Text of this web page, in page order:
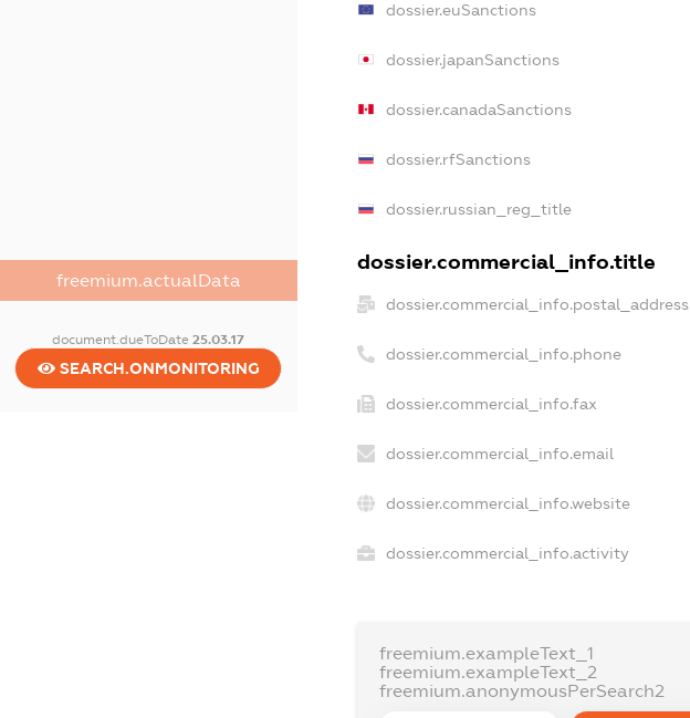
freemium.actualData
document.dueToDate25.03.17
SEARCH.ONMONITORING
dossier.euSanctions
dossier.japanSanctions
dossier.canadaSanctions
dossier.rfSanctions
dossier.russian_reg_title
dossier.commercial_info.title
dossier.commercial_info.postal_address
dossier.commercial_info.phone
dossier.commercial_info.fax
dossier.commercial_info.email
dossier.commercial_info.website
dossier.commercial_info.activity
freemium.exampleText_1
freemium.exampleText_2
freemium.anonymousPerSearch2